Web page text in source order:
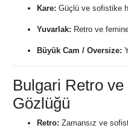
Kare: Güçlü ve sofistike
Yuvarlak: Retro ve
Büyük Cam / Oversize:
Bulgari Retro ve
Gözlüğü
Retro: Zamansız ve